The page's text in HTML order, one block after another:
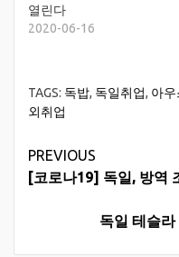
열린다
2020-06-16
TAGS: 독밥, 독일취업, 아
외취업
Continue
Reading
PREVIOUS
[코로나19] 독일, 방역
독일 테슬